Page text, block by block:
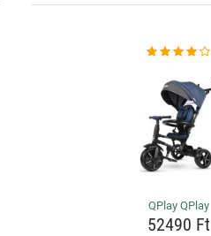
QPlay QPlay
52490 Ft